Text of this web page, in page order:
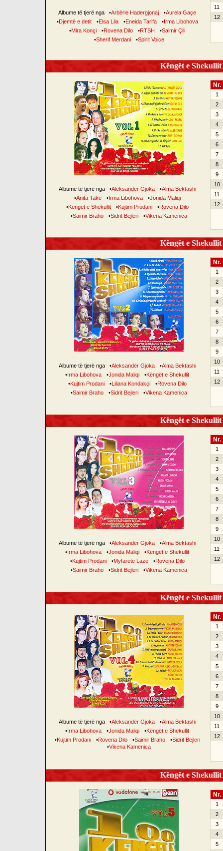
Albume të tjerë nga •Arbërie Hadergjonaj •Aurela Gaçe
•Djemtë e detit •Elsa Lila •Eneida Tarifa •Irma Libohova
•Mira Konçi •Rovena Dilo •RTSH •Saimir Çili
•Sherif Merdani •Spirit Voice
11
12
Këngët e
Albume të tjerë nga •Aleksandër Gjoka •Alma Bektashi
•Anita Take •Irma Libohova •Jonida Maliqi
•Këngët e Shekullit •Kujtim Prodani •Rovena Dilo
•Saimir Braho •Sidrit Bejleri •Vikena Kamenica
Nr.
1
2
3
4
5
6
7
8
9
10
11
12
Këngët e
Albume të tjerë nga •Aleksandër Gjoka •Alma Bektashi
•Irma Libohova •Jonida Maliqi •Këngët e Shekullit
•Kujtim Prodani •Liliana Kondakçi •Rovena Dilo
•Saimir Braho •Sidrit Bejleri •Vikena Kamenica
Nr.
1
2
3
4
5
6
7
8
9
10
11
12
Këngët e
Albume të tjerë nga •Aleksandër Gjoka •Alma Bektashi
•Irma Libohova •Jonida Maliqi •Këngët e Shekullit
•Kujtim Prodani •Myfarete Laze •Rovena Dilo
•Saimir Braho •Sidrit Bejleri •Vikena Kamenica
Nr.
1
2
3
4
5
6
7
8
9
10
11
12
Këngët e
Albume të tjerë nga •Aleksandër Gjoka •Alma Bektashi
•Irma Libohova •Jonida Maliqi •Këngët e Shekullit
•Kujtim Prodani •Rovena Dilo •Saimir Braho •Sidrit Bejleri
•Vikena Kamenica
Nr.
1
2
3
4
5
6
7
8
9
10
11
12
Këngët e
Nr.
1
2
3
4
5